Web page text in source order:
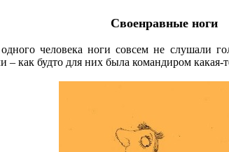
Своенравные ноги
человека ноги совсем не слушали
– как будто для них была командиром какая-